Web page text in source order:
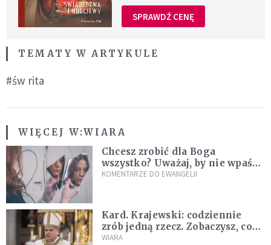
SPRAWDŹ CENĘ
TEMATY W ARTYKULE
#św rita
WIĘCEJ W:WIARA
Chcesz zrobić dla Boga
wszystko? Uważaj, by nie wpaść
w groźną pułapkę
KOMENTARZE DO EWANGELII
Kard. Krajewski: codziennie
zrób jedną rzecz. Zobaczysz, co
stanie się z twoim życiem
WIARA